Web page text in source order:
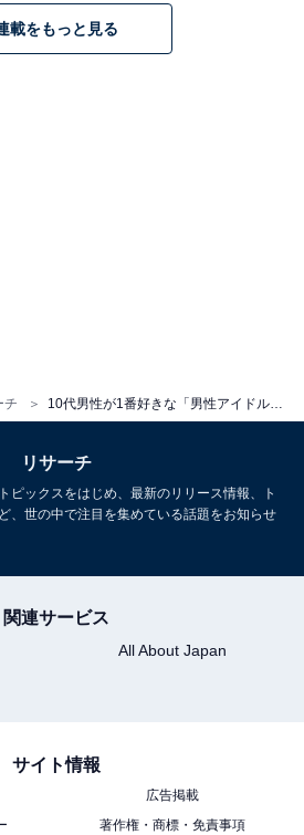
チ
載をもっと見る
リサーチ
ピックスをはじめ、最新のリリース情報、ト
、世の中で注目を集めている話題をお知らせ
関連サービス
All About Japan
サイト情報
広告掲載
著作権・商標・免責事項